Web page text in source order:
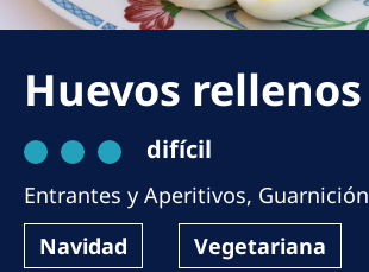
Romania
Serbia
Slovakia
Slovenia
Spain
Huevos rellenos
difícil
Entrantes y Aperitivos, Guarnición
Navidad
Vegetariana